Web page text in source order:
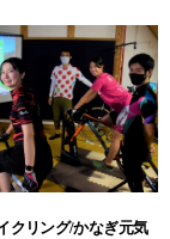
クリング/かなぎ元気